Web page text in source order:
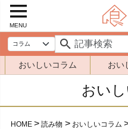
MENU
おいしいコラム おい
おい
HOME 読み物 おいしいコラム